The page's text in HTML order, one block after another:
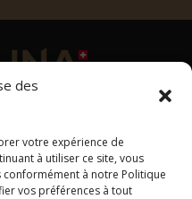
des
votre expérience de
à utiliser ce site, vous
à notre Politique
vos préférences à tout